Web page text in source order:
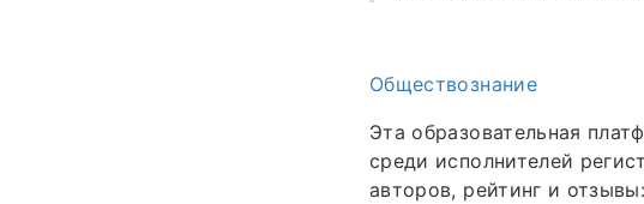
Обществознание
Эта образовательная
среди исполнителей
авторов, рейтинг и